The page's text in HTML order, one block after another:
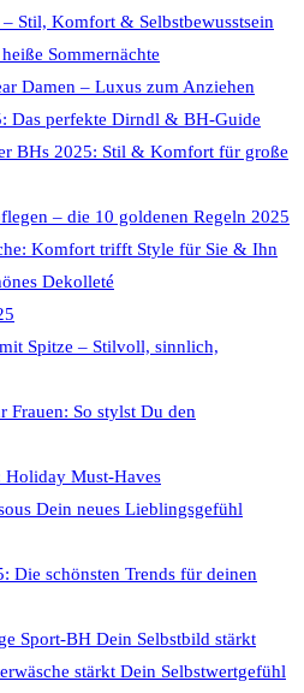
Stil, Komfort & Selbstbewusstsein
Sommernächte
Damen – Luxus zum Anziehen
Das perfekte Dirndl & BH-Guide
BHs 2025: Stil & Komfort für große
– die 10 goldenen Regeln 2025
Komfort trifft Style für Sie & Ihn
Dekolleté
Spitze – Stilvoll, sinnlich,
Frauen: So stylst Du den
Must-Haves
Dein neues Lieblingsgefühl
Die schönsten Trends für deinen
Sport-BH Dein Selbstbild stärkt
stärkt Dein Selbstwertgefühl